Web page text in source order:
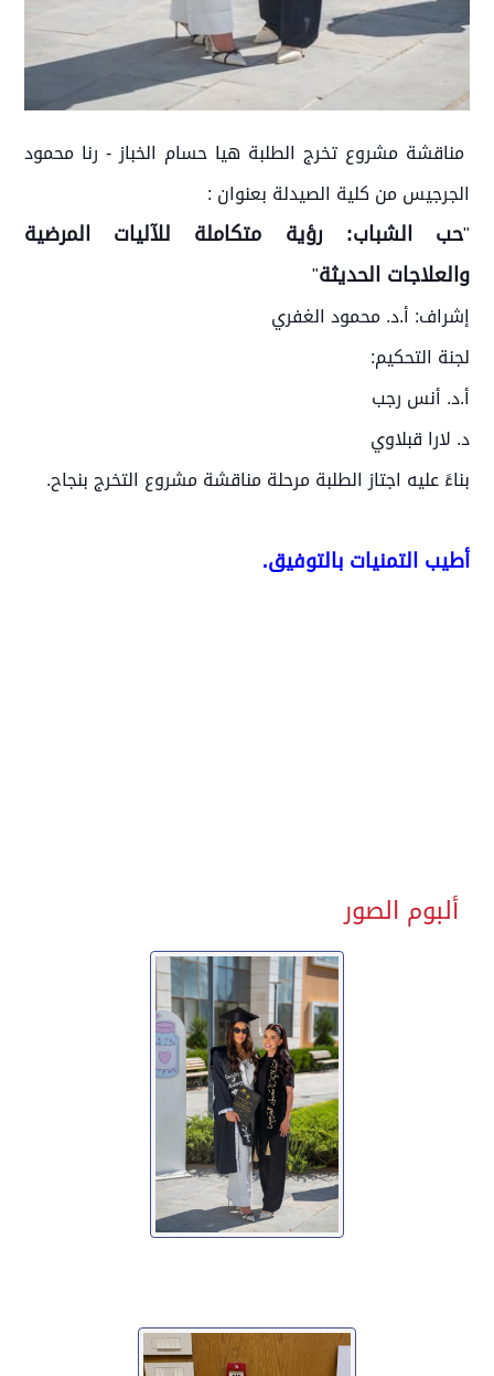
مناقشة مشروع تخرج الطلبة هيا حسام الخباز - رنا محمود
الجرجيس من كلية الصيدلة بعنوان :
"حب الشباب: رؤية متكاملة للآليات المرضية
والعلاجات الحديثة"
إشراف: أ.د. محمود الغفري
لجنة التحكيم:
أ.د. أنس رجب
د. لارا قبلاوي
بناءً عليه اجتاز الطلبة مرحلة مناقشة مشروع التخرج بنجاح.
أطيب التمنيات بالتوفيق.
ألبوم الصور